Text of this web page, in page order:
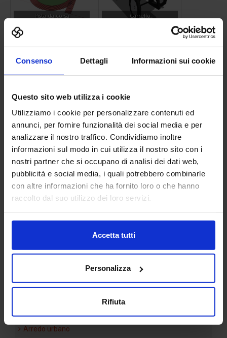
Consenso Dettagli Informazioni sui cookie
Questo sito web utilizza i cookie
Utilizziamo i cookie per personalizzare contenuti ed
annunci, per fornire funzionalità dei social media e per
analizzare il nostro traffico. Condividiamo inoltre
informazioni sul modo in cui utilizza il nostro sito con i
nostri partner che si occupano di analisi dei dati web,
pubblicità e social media, i quali potrebbero combinarle
con altre informazioni che ha fornito loro o che hanno
raccolto dal suo utilizzo dei loro servizi.
Accetta tutti
Personalizza
Rifiuta
Pista da corsa Carrello
Categorie Blocchi CAD
Arredo urbano